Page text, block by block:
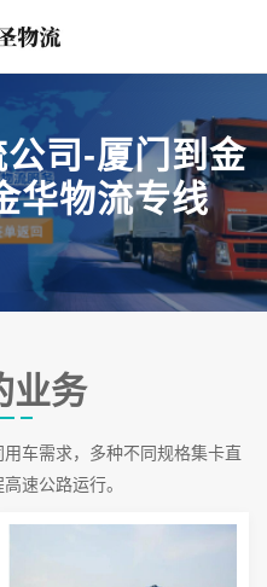
司-厦门到金
华物流专线
业务
车需求，多种不同规格集卡直
速公路运行。